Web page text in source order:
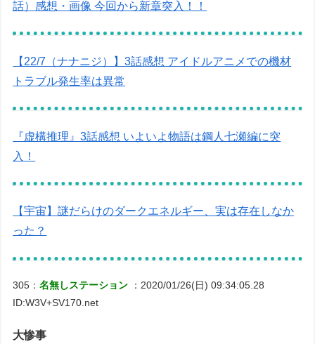
話）感想・画像 今回から新章突入！！
【22/7（ナナニジ）】3話感想 アイドルアニメでの機材
トラブル発生率は異常
『虚構推理』3話感想 いよいよ物語は鋼人七瀬編に突
入！
【宇宙】謎だらけのダークエネルギー、実は存在しなか
った？
305：名無しステーション
：2020/01/26(日) 09:34:05.28
ID:W3V+SV170.net
大惨事